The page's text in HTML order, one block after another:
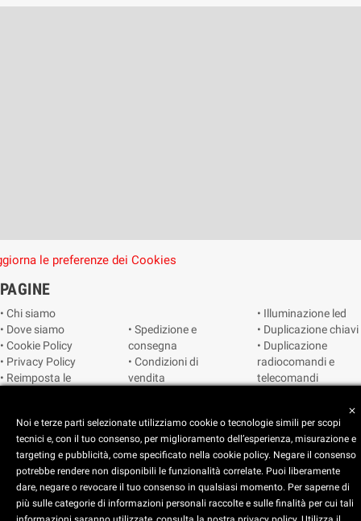
le preferenze dei Cookies
PAGINE
• Chi siamo
• Dove siamo
• Cookie Policy
• Privacy Policy
• Reimposta le
• Spedizione e
consegna
• Condizioni di
vendita
• Illuminazione led
• Duplicazione chiavi
• Duplicazione
radiocomandi e
telecomandi
• Video sorveglianza
Copyright © 2025 CEART | Negozio di elettronica Torino
close
Noi e terze parti selezionate utilizziamo cookie o tecnologie simili per scopi
tecnici e, con il tuo consenso, per miglioramento dell’esperienza, misurazione e
targeting e pubblicità, come specificato nella cookie policy. Negare il consenso
potrebbe rendere non disponibili le funzionalità correlate. Puoi liberamente
dare, negare o revocare il tuo consenso in qualsiasi momento. Per saperne di
più sulle categorie di informazioni personali raccolte e sulle finalità per cui tali